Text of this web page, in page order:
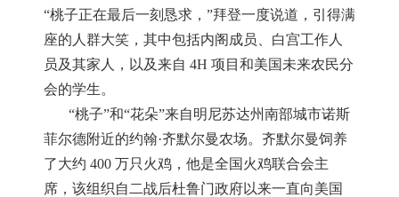
“桃子正在最后一刻恳求，”拜登一度说道，引得满
座的人群大笑，其中包括内阁成员、白宫工作人
员及其家人，以及来自 4H 项目和美国未来农民分
会的学生。
“桃子”和“花朵”来自明尼苏达州南部城市诺斯
菲尔德附近的约翰·齐默尔曼农场。齐默尔曼饲养
了大约 400 万只火鸡，他是全国火鸡联合会主
席，该组织自二战后杜鲁门政府以来一直向美国